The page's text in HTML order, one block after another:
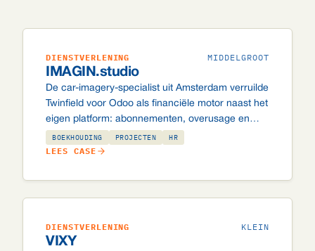
DIENSTVERLENING MIDDELGROOT
IMAGIN.studio
De car-imagery-specialist uit Amsterdam verruilde
Twinfield voor Odoo als financiële motor naast het
eigen platform: abonnementen, overusage en
automatische creditcard-incasso via Stripe.
BOEKHOUDING PROJECTEN HR
LEES CASE
DIENSTVERLENING KLEIN
VIXY